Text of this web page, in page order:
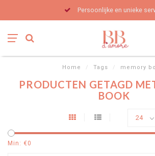
Persoonlijke en unieke
Home / Tags / memory
PRODUCTEN GETAGD
BOOK
Min: €0